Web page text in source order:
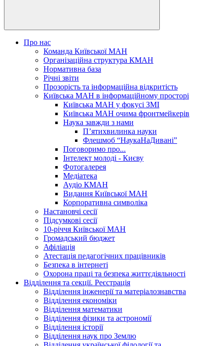
Про нас
Команда Київської МАН
Організаційна структура КМАН
Нормативна база
Річні звіти
Прозорість та інформаційна відкритість
Київська МАН в інформаційному просторі
Київська МАН у фокусі ЗМІ
Київська МАН очима фронтмейкерів
Наука завжди з нами
П’ятихвилинка науки
Флешмоб “НаукаНаДивані”
Поговоримо про...
Інтелект молоді - Києву
Фотогалерея
Медіатека
Аудіо КМАН
Видання Київської МАН
Корпоративна символіка
Настановчі сесії
Підсумкові сесії
10-річчя Київської МАН
Громадський бюджет
Афіліація
Атестація педагогічних працівників
Безпека в інтернеті
Охорона праці та безпека життєдіяльності
Відділення та секції. Реєстрація
Відділення інженерії та матеріалознавства
Відділення економіки
Відділення математики
Відділення фізики та астрономії
Відділення історії
Відділення наук про Землю